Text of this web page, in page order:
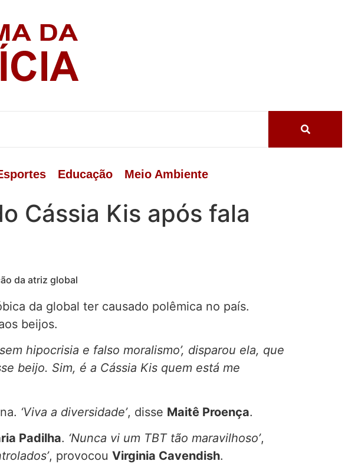
Educação Meio Ambiente
Cássia Kis após fala
da atriz global
da global ter causado polêmica no país.
beijos.
hipocrisia e falso moralismo’, disparou ela, que
beijo. Sim, é a Cássia Kis quem está me
‘Viva a diversidade’, disse Maitê Proença.
Padilha. ‘Nunca vi um TBT tão maravilhoso’,
, provocou Virginia Cavendish.